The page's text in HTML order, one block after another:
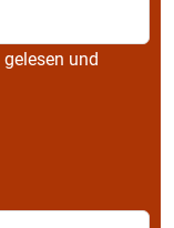
gelesen und